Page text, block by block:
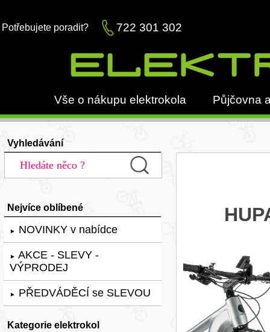
Potřebujete poradit? 722 301 302
Vše o nákupu elektrokola Půjčovna
Vyhledávání
Nejvíce oblíbené
► NOVINKY v nabídce
► AKCE - SLEVY -
VÝPRODEJ
► PŘEDVÁDĚCÍ se SLEVOU
Kategorie elektrokol